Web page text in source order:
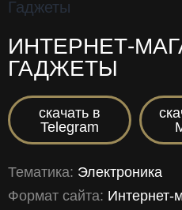
ИНТЕРНЕТ-
ГАДЖЕТЫ
скачать в
Telegram
Тематика: Электроника
Формат сайта: Интернет-